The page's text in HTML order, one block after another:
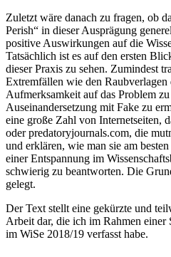
Zuletzt wäre danach zu fragen, ob
Perish“ in dieser Aus­prägung
positive Auswirkungen auf die
Tatsächlich ist es auf den ersten
dieser Praxis zu sehen. Zumindest
Extremfällen wie den Raubverlagen
Aufmerksamkeit auf das Pro­blem
Auseinandersetzung mit Fake zu
eine große Zahl von Internetseiten,
oder predatoryjournals.com, die
und erklä­ren, wie man sie am
einer Entspannung im
schwierig zu beant­worten. Die
gelegt.
Der Text stellt eine gekürzte und
Arbeit dar, die ich im Rahmen einer
im WiSe 2018/19 verfasst habe.